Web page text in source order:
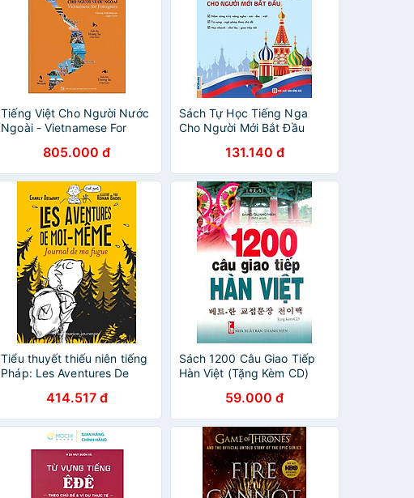
Tiếng Việt Cho Người Nước
Ngoài - Vietnamese For
Nâng Cao - Upper Level
805.000 đ
Sách Tự Học Tiếng Nga
Cho Người Mới Bắt Đầu
131.140 đ
Tiểu thuyết thiếu niên tiếng
Pháp: Les Aventures De
414.517 đ
Sách 1200 Câu Giao Tiếp
Hàn Việt (Tặng Kèm CD)
59.000 đ